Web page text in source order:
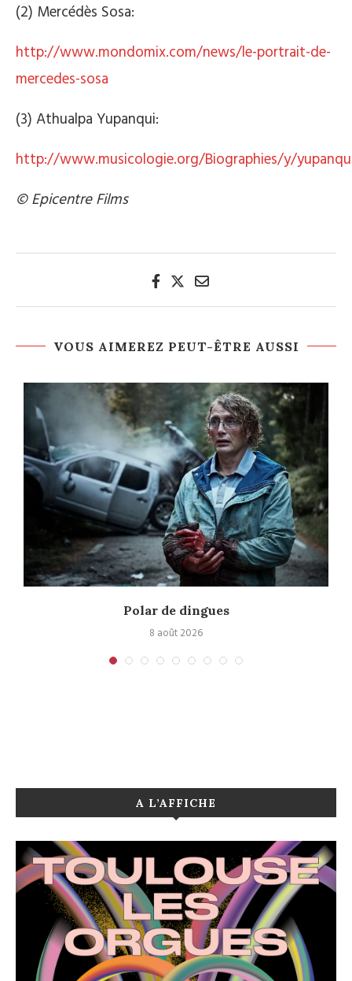
(2) Mercédès Sosa:
http://www.mondomix.com/news/le-portrait-de-
mercedes-sosa
(3) Athualpa Yupanqui:
http://www.musicologie.org/Biographies/y/
© Epicentre Films
VOUS AIMEREZ PEUT-ÊTRE AUSSI
Polar de dingues
8 août 2026
A L’AFFICHE